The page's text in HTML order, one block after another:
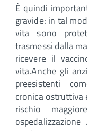
È quindi
gravide: in tal
vita sono
trasmessi dalla
ricevere il
vita.Anche gli
preesistenti
cronica ostruttiva
rischio